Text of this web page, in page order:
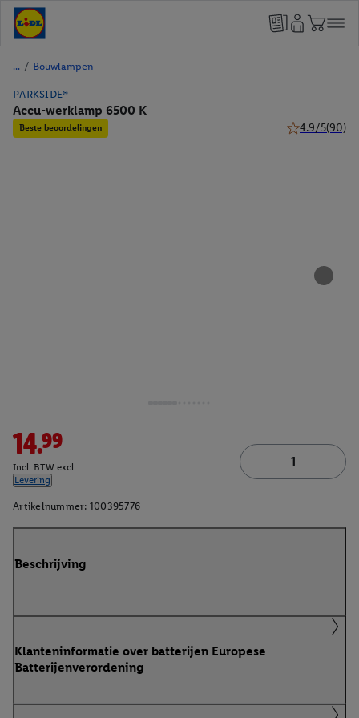
/ Bouwlampen
PARKSIDE®
Accu-werklamp 6500 K
Beste beoordelingen 4.9/5(90)
14.99
Incl. BTW excl.
Levering
Artikelnummer: 100395776
Beschrijving
Klanteninformatie over batterijen Europese
Batterijenverordening